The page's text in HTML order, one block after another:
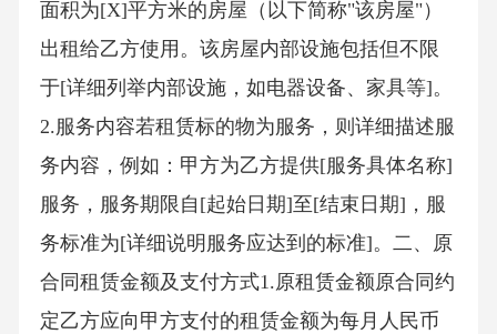
面积为[X]平方米的房屋（以下简称"该房屋"）
出租给乙方使用。该房屋内部设施包括但不限
于[详细列举内部设施，如电器设备、家具等]。
2.服务内容若租赁标的物为服务，则详细描述服
务内容，例如：甲方为乙方提供[服务具体名称]
服务，服务期限自[起始日期]至[结束日期]，服
务标准为[详细说明服务应达到的标准]。二、原
合同租赁金额及支付方式1.原租赁金额原合同约
定乙方应向甲方支付的租赁金额为每月人民币